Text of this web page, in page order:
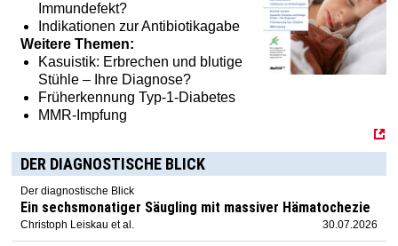
Immundefekt?
Indikationen zur Antibiotikagabe
Weitere Themen:
Kasuistik: Erbrechen und blutige
Stühle – Ihre Diagnose?
Früherkennung Typ-1-Diabetes
MMR-Impfung
DER DIAGNOSTISCHE BLICK
Der diagnostische Blick
Ein sechsmonatiger Säugling mit massiver Hämatochezie
Christoph Leiskau et al. 30.07.2026